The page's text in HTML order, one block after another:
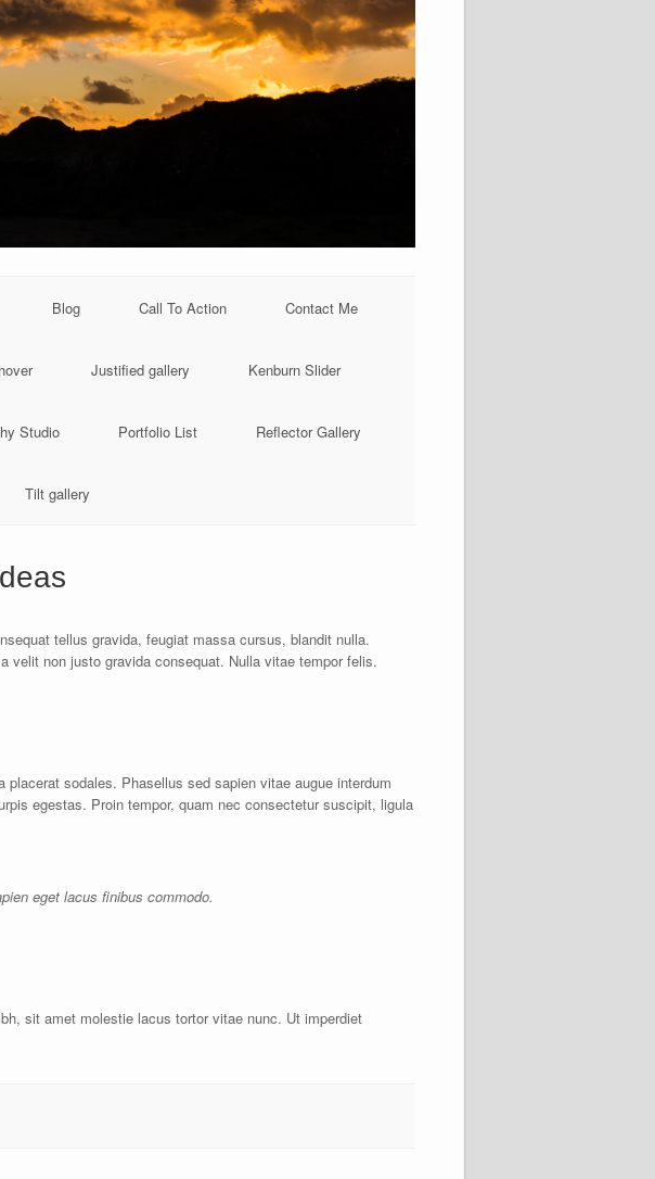
Blog Call To Action Contact Me
Justified gallery Kenburn Slider
Studio Portfolio List Reflector Gallery
Tilt gallery
tellus gravida, feugiat massa cursus, blandit nulla.
velit non justo gravida consequat. Nulla vitae tempor felis.
sodales. Phasellus sed sapien vitae augue interdum
egestas. Proin tempor, quam nec consectetur suscipit, ligula
eget lacus finibus commodo.
sit amet molestie lacus tortor vitae nunc. Ut imperdiet